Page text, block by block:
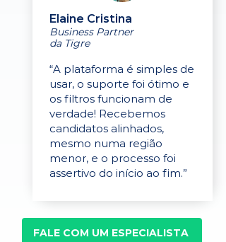
Elaine Cristina
Business Partner
da Tigre
“A plataforma é simples de
usar, o suporte foi ótimo e
os filtros funcionam de
verdade! Recebemos
candidatos alinhados,
mesmo numa região
menor, e o processo foi
assertivo do início ao fim.”
FALE COM UM ESPECIALISTA